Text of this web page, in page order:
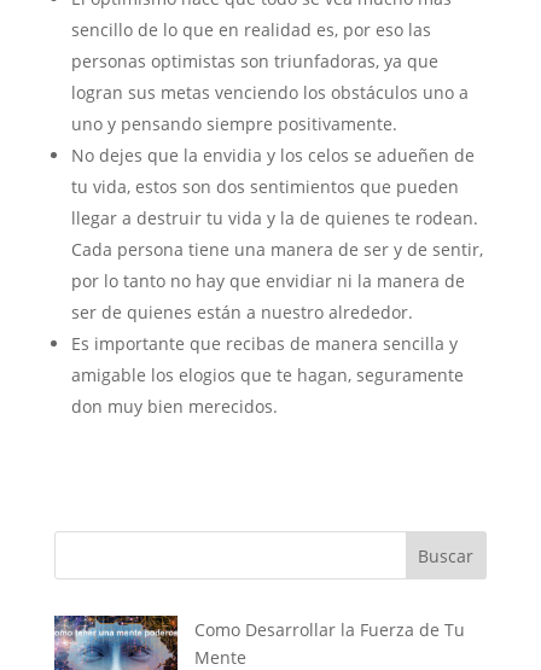
sencillo de lo que en realidad es, por eso las
personas optimistas son triunfadoras, ya que
logran sus metas venciendo los obstáculos uno a
uno y pensando siempre positivamente.
No dejes que la envidia y los celos se adueñen de
tu vida, estos son dos sentimientos que pueden
llegar a destruir tu vida y la de quienes te rodean.
Cada persona tiene una manera de ser y de sentir,
por lo tanto no hay que envidiar ni la manera de
ser de quienes están a nuestro alrededor.
Es importante que recibas de manera sencilla y
amigable los elogios que te hagan, seguramente
don muy bien merecidos.
Buscar
Como Desarrollar la Fuerza de Tu
Mente